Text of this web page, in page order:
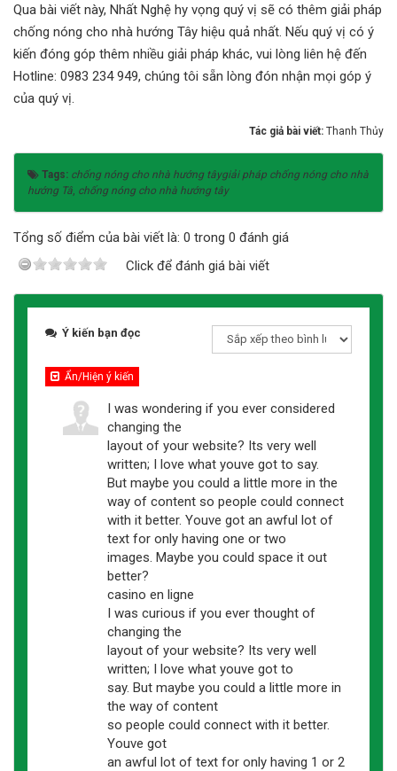
Qua bài viết này, Nhất Nghệ hy vọng quý vị sẽ có thêm giải pháp
chống nóng cho nhà hướng Tây hiệu quả nhất. Nếu quý vị có ý
kiến đóng góp thêm nhiều giải pháp khác, vui lòng liên hệ đến
Hotline: 0983 234 949, chúng tôi sẵn lòng đón nhận mọi góp ý
của quý vị.
Tác giả bài viết: Thanh Thủy
Tags: chống nóng cho nhà hướng tâygiải pháp chống nóng cho nhà
hướng Tâ chống nóng cho nhà hướng tây
Tổng số điểm của bài viết là: 0 trong 0 đánh giá
Click để đánh giá bài viết
Ý kiến bạn đọc
Ẩn/Hiện ý kiến
I was wondering if you ever considered
changing the
layout of your website? Its very well
written; I love what youve got to say.
But maybe you could a little more in the
way of content so people could connect
with it better. Youve got an awful lot of
text for only having one or two
images. Maybe you could space it out
better?
casino en ligne
I was curious if you ever thought of
changing the
layout of your website? Its very well
written; I love what youve got to
say. But maybe you could a little more in
the way of content
so people could connect with it better.
Youve got
an awful lot of text for only having 1 or 2